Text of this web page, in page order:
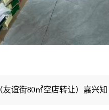
友谊街80㎡空店转让）嘉兴知